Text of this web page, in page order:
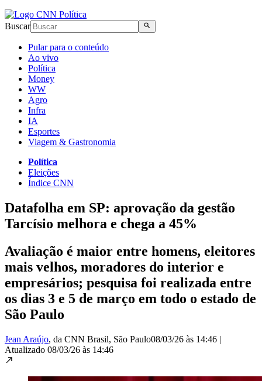
Buscar
Pular para o conteúdo
Ao vivo
Política
Money
WW
Agro
Infra
IA
Esportes
Viagem & Gastronomia
Política
Eleições
Índice CNN
Datafolha em SP: aprovação da gestão
Tarcísio melhora e chega a 45%
Avaliação é maior entre homens, eleitores
mais velhos, moradores do interior e
empresários; pesquisa foi realizada entre
os dias 3 e 5 de março em todo o estado de
São Paulo
Jean Araújo, da CNN Brasil, São Paulo08/03/26 às 14:46 |
Atualizado 08/03/26 às 14:46